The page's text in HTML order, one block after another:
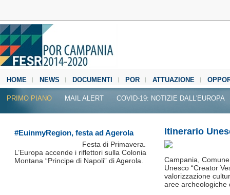
HOME NEWS DOCUMENTI POR ATTUAZIONE
MEDIA CENTER
PRIMO PIANO MAIL ALERT COVID-19: NOTIZIE DALL'EUROPA
Itinerario
Campania,
Unesco “Creator
valorizzazione
aree archeologiche
#EuinmyRegion, festa ad Agerola
Festa di Primavera.
L’Europa accende i riflettori sulla Colonia
Montana “Principe di Napoli” di Agerola.